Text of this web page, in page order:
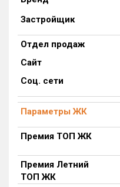
Застройщик
Отдел продаж
Сайт
Соц. сети
Параметры ЖК
Премия ТОП ЖК
Премия Летний
ТОП ЖК